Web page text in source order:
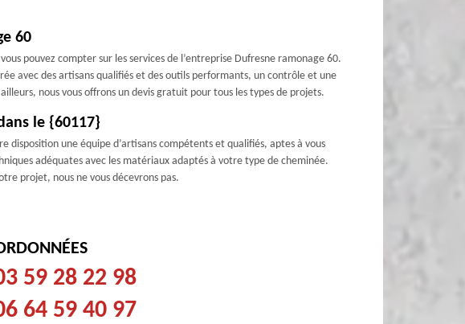
60
pouvez compter sur les services de l’entreprise Dufresne ramonage 60.
avec des artisans qualifiés et des outils performants, un contrôle et une
nous vous offrons un devis gratuit pour tous les types de projets.
le {60117}
disposition une équipe d’artisans compétents et qualifiés, aptes à vous
adéquates avec les matériaux adaptés à votre type de cheminée.
projet, nous ne vous décevrons pas.
59 28 22 98
64 59 40 97